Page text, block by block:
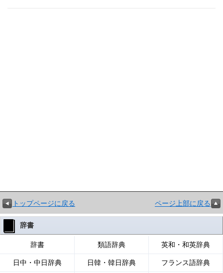
トップページに戻る ページ上部に戻る
辞書
辞書 類語辞典 英和・和英辞典
日中・中日辞典 日韓・韓日辞典 フランス語辞典